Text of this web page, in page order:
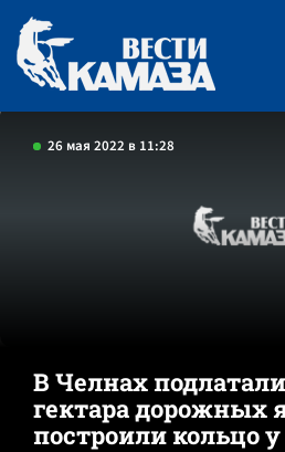
26 мая 2022 в 11:28
В Челнах
гектара дорожных
построили кольцо